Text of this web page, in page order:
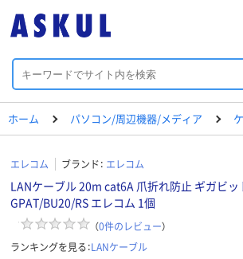
ホーム パソコン/周辺機器/メディア
エレコム ブランド： エレコム
LANケーブル 20m cat6A 爪折れ防止 ギガビ
GPAT/BU20/RS エレコム 1個
（0件のレビュー）
ランキングを見る：LANケーブル